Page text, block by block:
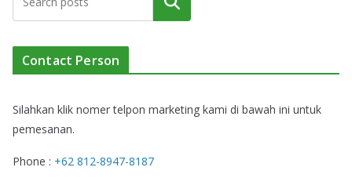
Contact Person
Silahkan klik nomer telpon marketing kami di bawah ini untuk
pemesanan.
Phone : +62 812-8947-8187